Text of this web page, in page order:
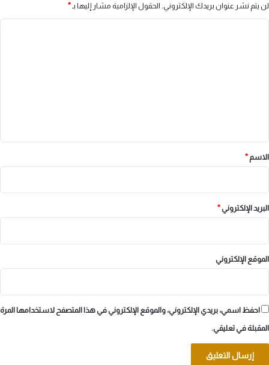
لن يتم نشر عنوان بريدك الإلكتروني. الحقول الإلزامية مشار إليها بـ *
*
الاسم *
البريد الإلكتروني*
الموقع الإلكتروني
احفظ اسمي، بريدي الإلكتروني، والموقع الإلكتروني في هذا المتصفح لاستخدامها المرة
المقبلة في تعليقي.